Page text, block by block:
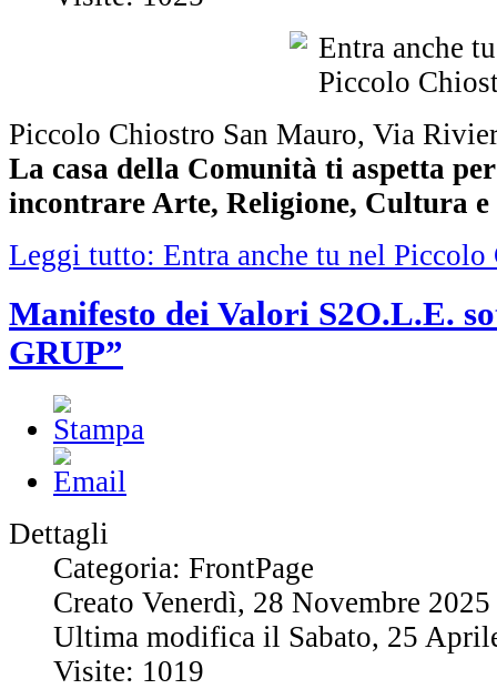
Piccolo Chiostro San Mauro, Via
La casa della Comunità ti aspetta
incontrare Arte, Religione, Cultura
Leggi tutto: Entra anche tu nel Piccolo
Manifesto dei Valori S2O.L.E.
GRUP”
Dettagli
Categoria: FrontPage
Creato Venerdì, 28 Novembre
Ultima modifica il Sabato, 25
Visite: 1019